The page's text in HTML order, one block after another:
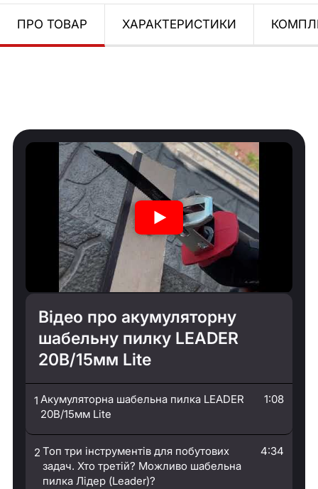
ПРО ТОВАР ХАРАКТЕРИСТИКИ
Відео про акумуляторну
шабельну пилку LEADER
20В/15мм Lite
1 Акумуляторна шабельна пилка LEADER
20В/15мм Lite
1:08
2 Топ три інструментів для побутових
задач. Хто третій? Можливо шабельна
пилка Лідер (Leader)?
4:34